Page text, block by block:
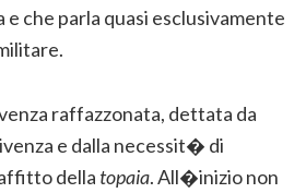
e che parla quasi esclusivamente
raffazzonata, dettata da
e dalla necessit� di
della topaia. All�inizio non